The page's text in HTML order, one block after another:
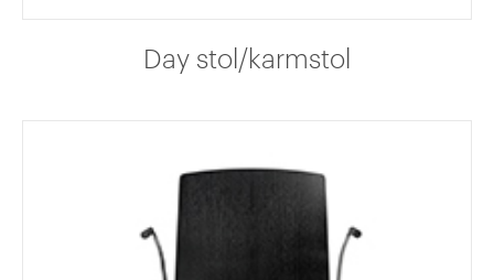
Day stol/karmstol